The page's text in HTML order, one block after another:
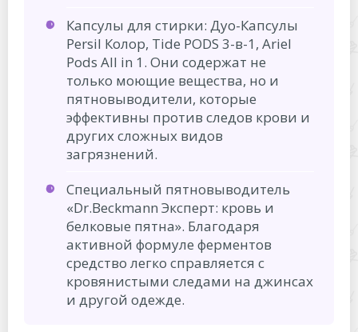
Капсулы для стирки: Дуо-Капсулы
Persil Колор, Tide PODS 3-в-1, Ariel
Pods All in 1. Они содержат не
только моющие вещества, но и
пятновыводители, которые
эффективны против следов крови и
других сложных видов
загрязнений.
Специальный пятновыводитель
«Dr.Beckmann Эксперт: кровь и
белковые пятна». Благодаря
активной формуле ферментов
средство легко справляется с
кровянистыми следами на джинсах
и другой одежде.